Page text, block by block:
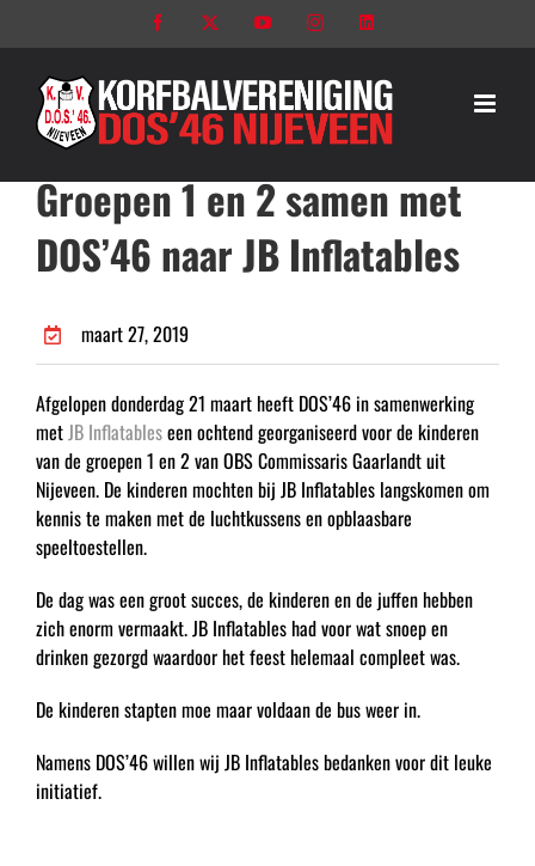
naar
Facebook YouTubeInstagram
Groepen 1 en 2 samen met
DOS’46 naar JB Inflatables
maart 27, 2019
Afgelopen donderdag 21 maart heeft DOS’46 in samenwerking
metJB Inflatableseen ochtend georganiseerd voor de kinderen
van de groepen 1 en 2 van OBS Commissaris Gaarlandt uit
Nijeveen. De kinderen mochten bij JB Inflatables langskomen om
kennis te maken met de luchtkussens en opblaasbare
speeltoestellen.
De dag was een groot succes, de kinderen en de juffen hebben
zich enorm vermaakt. JB Inflatables had voor wat snoep en
drinken gezorgd waardoor het feest helemaal compleet was.
De kinderen stapten moe maar voldaan de bus weer in.
Namens DOS’46 willen wij JB Inflatables bedanken voor dit leuke
initiatief.